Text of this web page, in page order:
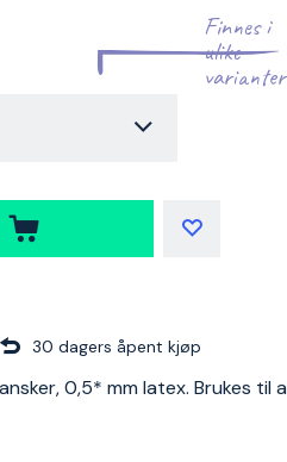
Finnes i
ulike
varianter
30 dagers åpent kjøp
0,5* mm latex. Brukes til